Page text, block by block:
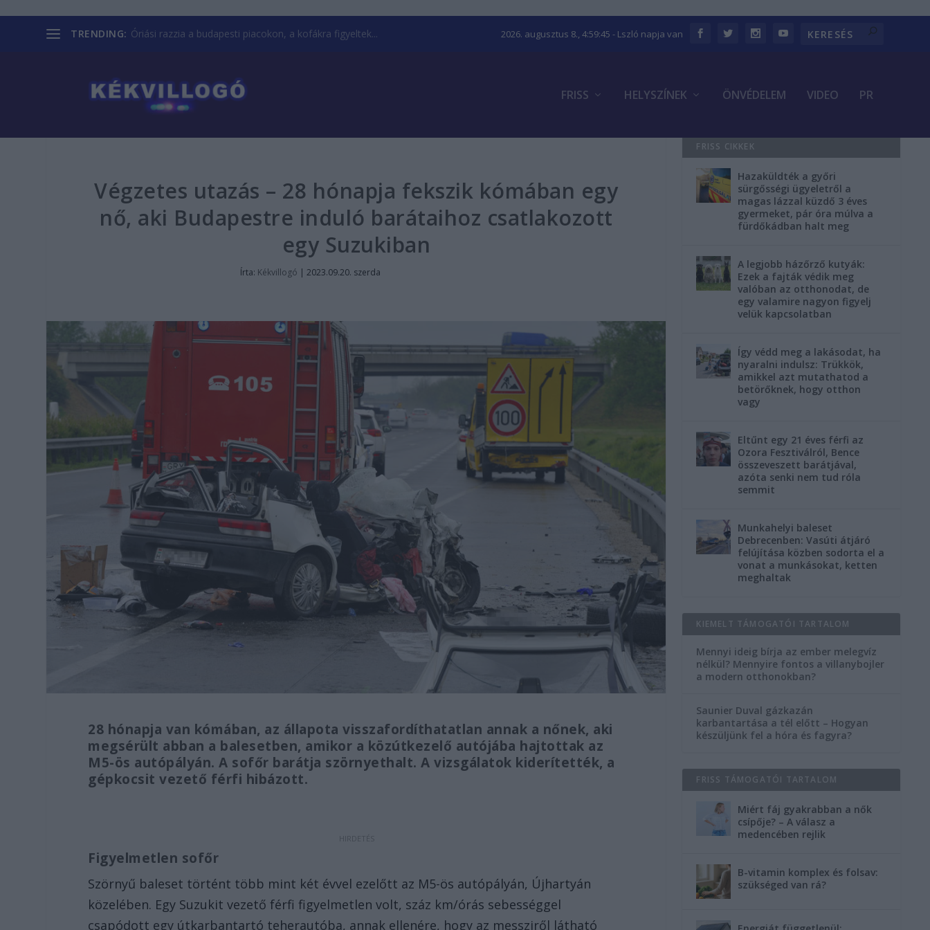
TRENDING: Óriási razzia a budapesti piacokon, a kofákra figyeltek... 2026. augusztus 8., 4:59:46 - Lszló napja van
FRISS HELYSZÍNEK ÖNVÉDELEM VIDEO PR
Végzetes utazás – 28 hónapja fekszik kómában egy
nő, aki Budapestre induló barátaihoz csatlakozott
egy Suzukiban
Írta: Kékvillogó | 2023.09.20. szerda
28 hónapja van kómában, az állapota visszafordíthatatlan annak a nőnek, aki
megsérült abban a balesetben, amikor a közútkezelő autójába hajtottak az
M5-ös autópályán. A sofőr barátja szörnyethalt. A vizsgálatok kiderítették, a
gépkocsit vezető férfi hibázott.
Figyelmetlen sofőr
Szörnyű baleset történt több mint két évvel ezelőtt az M5-ös autópályán, Újhartyán
közelében. Egy Suzukit vezető férfi figyelmetlen volt, száz km/órás sebességgel
csapódott egy útkarbantartó teherautóba, annak ellenére, hogy az messziről látható
FRISS CIKKEK
Hazaküldték a győri
sürgősségi ügyeletről a
magas lázzal küzdő 3 éves
gyermeket, pár óra múlva a
fürdőkádban halt meg
A legjobb házőrző kutyák:
Ezek a fajták védik meg
valóban az otthonodat, de
egy valamire nagyon figyelj
velük kapcsolatban
Így védd meg a lakásodat, ha
nyaralni indulsz: Trükkök,
amikkel azt mutathatod a
betörőknek, hogy otthon
vagy
Eltűnt egy 21 éves férfi az
Ozora Fesztiválról, Bence
összeveszett barátjával,
azóta senki nem tud róla
semmit
Munkahelyi baleset
Debrecenben: Vasúti átjáró
felújítása közben sodorta el a
vonat a munkásokat, ketten
meghaltak
KIEMELT TÁMOGATÓI TARTALOM
Mennyi ideig bírja az ember melegvíz
nélkül? Mennyire fontos a villanybojler
a modern otthonokban?
Saunier Duval gázkazán
karbantartása a tél előtt – Hogyan
készüljünk fel a hóra és fagyra?
FRISS TÁMOGATÓI TARTALOM
Miért fáj gyakrabban a nők
csípője? – A válasz a
medencében rejlik
B-vitamin komplex és folsav:
szükséged van rá?